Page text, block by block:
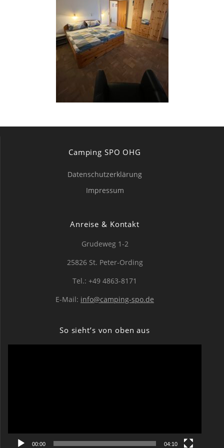
Camping SPO OHG
Datenschutzerklärung
Impressum
Anreise & Kontakt
Grudeweg 1-2
25826 St. Peter-Ording
Tel.: +49 4863-8171
E-Mail: info@camping-spo.de
So sieht’s von oben aus
00:00 04:10